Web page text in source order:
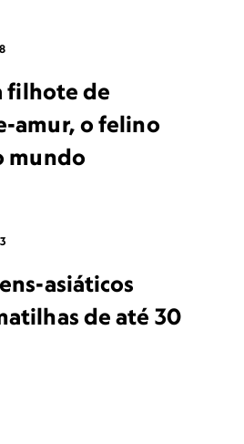
filhote de
amur, o felino
mundo
asiáticos
de até 30